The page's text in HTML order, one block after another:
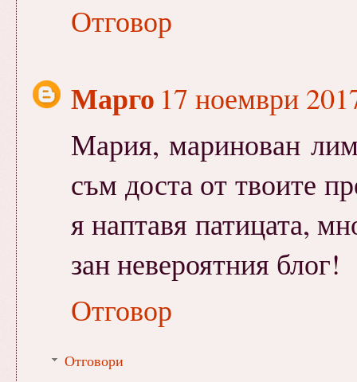
Отговор
Марго 17 ноември
Мария, маринован
съм доста от твоите
я наптавя патицата,
зан невероятния блог!
Отговор
Отговори